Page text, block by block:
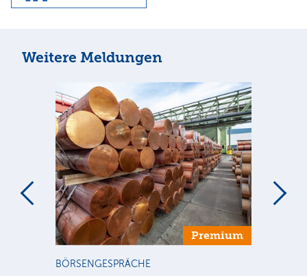
Weitere Meldungen
Premium
BÖRSENGESPRÄCHE